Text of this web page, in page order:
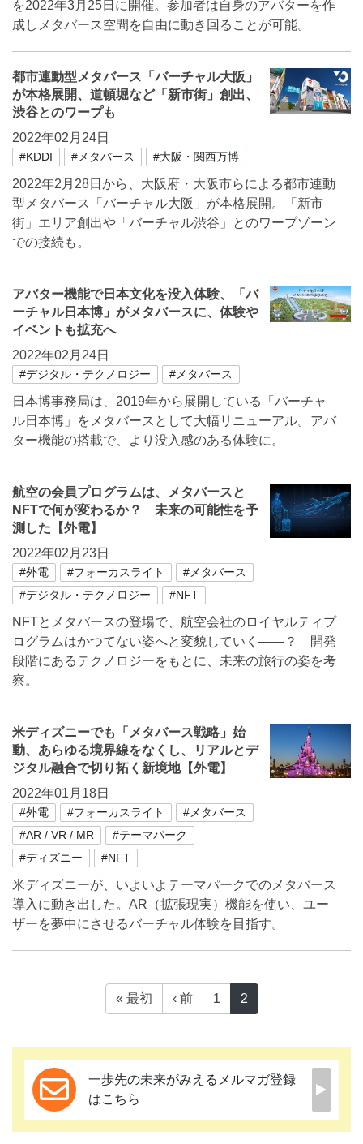
を2022年3月25日に開催。参加者は自身のアバターを作
成しメタバース空間を自由に動き回ることが可能。
都市連動型メタバース「バーチャル大阪」
が本格展開、道頓堀など「新市街」創出、
渋谷とのワープも
2022年02月24日
#KDDI #メタバース #大阪・関西万博
2022年2月28日から、大阪府・大阪市らによる都市連動
型メタバース「バーチャル大阪」が本格展開。「新市
街」エリア創出や「バーチャル渋谷」とのワープゾーン
での接続も。
アバター機能で日本文化を没入体験、「バ
ーチャル日本博」がメタバースに、体験や
イベントも拡充へ
2022年02月24日
#デジタル・テクノロジー #メタバース
日本博事務局は、2019年から展開している「バーチャ
ル日本博」をメタバースとして大幅リニューアル。アバ
ター機能の搭載で、より没入感のある体験に。
航空の会員プログラムは、メタバースと
NFTで何が変わるか？ 未来の可能性を予
測した【外電】
2022年02月23日
#外電 #フォーカスライト
#メタバース
#デジタル・テクノロジー
#NFT
NFTとメタバースの登場で、航空会社のロイヤルティプ
ログラムはかつてない姿へと変貌していく――？ 開発
段階にあるテクノロジーをもとに、未来の旅行の姿を考
察。
米ディズニーでも「メタバース戦略」始
動、あらゆる境界線をなくし、リアルとデ
ジタル融合で切り拓く新境地【外電】
2022年01月18日
#外電 #フォーカスライト
#メタバース
#AR / VR / MR
#テーマパーク
#ディズニー
#NFT
米ディズニーが、いよいよテーマパークでのメタバース
導入に動き出した。AR（拡張現実）機能を使い、ユー
ザーを夢中にさせるバーチャル体験を目指す。
« 最初 ‹ 前 1 2
一歩先の未来がみえるメルマガ登録
はこちら